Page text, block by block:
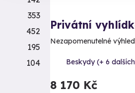
Privátní
Nezapomenutelné
Beskydy (+ 6
8 170 Kč
353
452
195
104